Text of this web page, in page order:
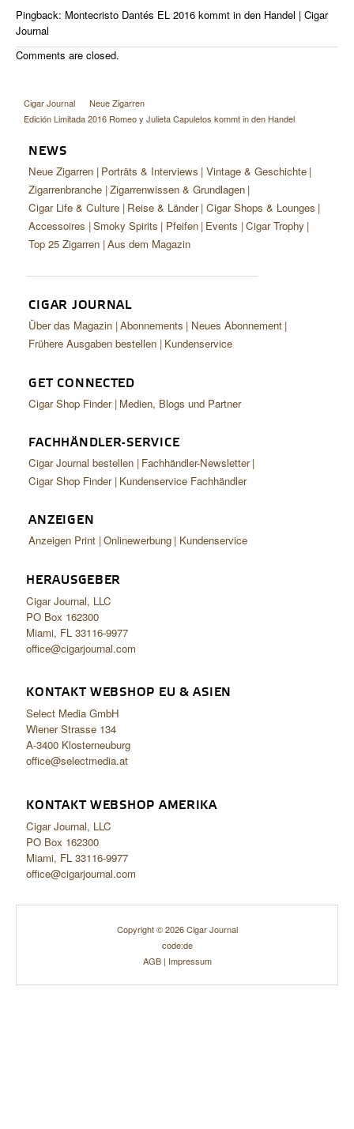
Pingback: Montecristo Dantés EL 2016 kommt in den Handel | Cigar
Journal
Comments are closed.
Cigar Journal
Neue Zigarren
Edición Limitada 2016 Romeo y Julieta Capuletos kommt in den Handel
NEWS
Neue Zigarren Porträts & Interviews Vintage & Geschichte
Zigarrenbranche Zigarrenwissen & Grundlagen
Cigar Life & Culture Reise & Länder Cigar Shops & Lounges
Accessoires Smoky Spirits Pfeifen Events Cigar Trophy
Top 25 Zigarren Aus dem Magazin
CIGAR JOURNAL
Über das Magazin Abonnements
Neues Abonnement
Frühere Ausgaben bestellen Kundenservice
GET CONNECTED
Cigar Shop Finder Medien, Blogs und Partner
FACHHÄNDLER-SERVICE
Cigar Journal bestellen Fachhändler-Newsletter
Cigar Shop Finder Kundenservice Fachhändler
ANZEIGEN
Anzeigen Print Onlinewerbung Kundenservice
HERAUSGEBER
Cigar Journal, LLC
PO Box 162300
Miami, FL 33116-9977
office@cigarjournal.com
KONTAKT WEBSHOP EU & ASIEN
Select Media GmbH
Wiener Strasse 134
A-3400 Klosterneuburg
office@selectmedia.at
KONTAKT WEBSHOP AMERIKA
Cigar Journal, LLC
PO Box 162300
Miami, FL 33116-9977
office@cigarjournal.com
Copyright © 2026 Cigar Journal
code:de
AGB| Impressum